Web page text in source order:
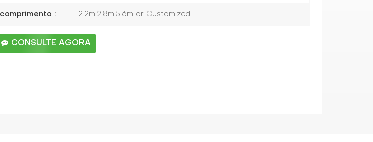
comprimento : 2.2m,2.8m,5.6m or Customized
CONSULTE AGORA